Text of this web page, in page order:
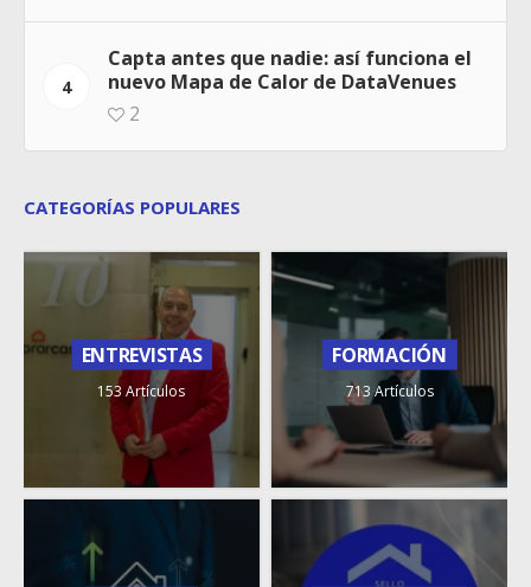
4
Capta antes que nadie: así funciona el
nuevo Mapa de Calor de DataVenues
2
CATEGORÍAS POPULARES
ENTREVISTAS
153 Artículos
FORMACIÓN
713 Artículos